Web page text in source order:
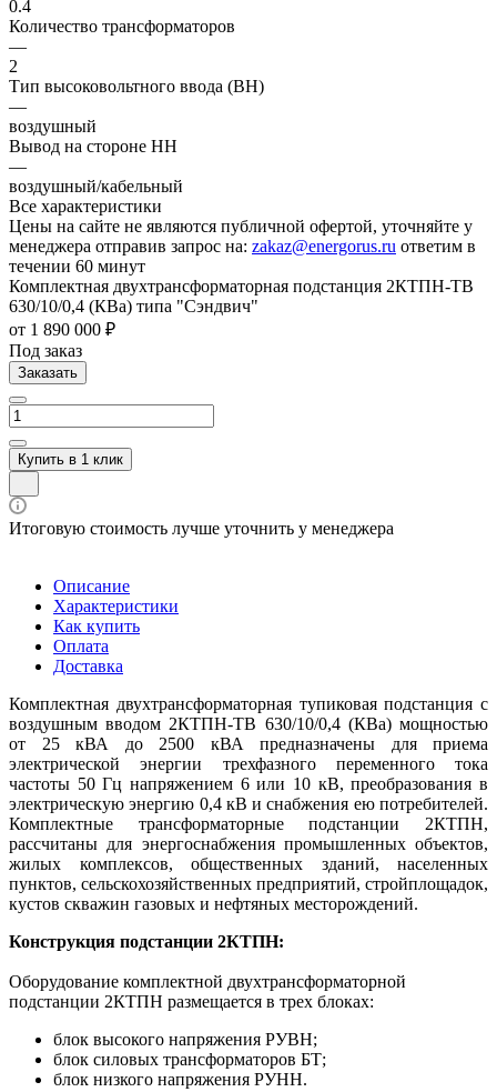
0.4
Количество трансформаторов
—
2
Тип высоковольтного ввода (ВН)
—
воздушный
Вывод на стороне НН
—
воздушный/кабельный
Все характеристики
Цены на сайте не являются публичной офертой, уточняйте у
менеджера отправив запрос на: zakaz@energorus.ru ответим в
течении 60 минут
Комплектная двухтрансформаторная подстанция 2КТПН-ТВ
630/10/0,4 (КВа) типа "Сэндвич"
от 1 890 000 ₽
Под заказ
Заказать
Купить в 1 клик
Итоговую стоимость лучше уточнить у менеджера
Описание
Характеристики
Как купить
Оплата
Доставка
Комплектная двухтрансформаторная тупиковая подстанция с
воздушным вводом 2КТПН-ТВ 630/10/0,4 (КВа) мощностью
от 25 кВА до 2500 кВА предназначены для приема
электрической энергии трехфазного переменного тока
частоты 50 Гц напряжением 6 или 10 кВ, преобразования в
электрическую энергию 0,4 кВ и снабжения ею потребителей.
Комплектные трансформаторные подстанции 2КТПН,
рассчитаны для энергоснабжения промышленных объектов,
жилых комплексов, общественных зданий, населенных
пунктов, сельскохозяйственных предприятий, стройплощадок,
кустов скважин газовых и нефтяных месторождений.
Конструкция подстанции 2КТПН:
Оборудование комплектной двухтрансформаторной
подстанции 2КТПН размещается в трех блоках:
блок высокого напряжения РУВН;
блок силовых трансформаторов БТ;
блок низкого напряжения РУНН.